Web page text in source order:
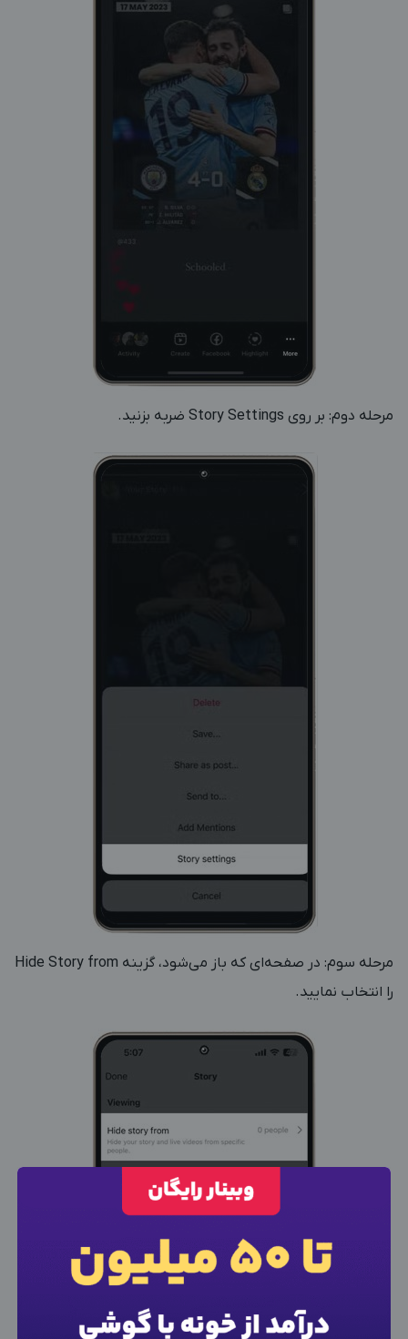
مرحله دوم: بر روی Story Settings ضربه بزنید.
مرحله سوم: در صفحه‌ای که باز می‌شود، گزینه Hide Story from
را انتخاب نمایید.
ورود به حساب کاربری
بعد از ثبت شماره کد برای شما پیامک خواهد شد